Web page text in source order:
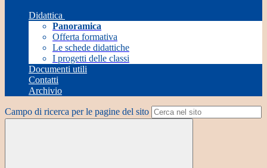
Didattica
Panoramica
Offerta formativa
Le schede didattiche
I progetti delle classi
Documenti utili
Contatti
Archivio
Campo di ricerca per le pagine del sito